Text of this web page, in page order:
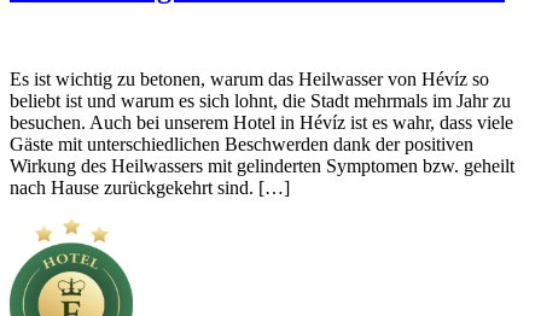
Es ist wichtig zu betonen, warum das Heilwasser von Hévíz so
beliebt ist und warum es sich lohnt, die Stadt mehrmals im Jahr zu
besuchen. Auch bei unserem Hotel in Hévíz ist es wahr, dass viele
Gäste mit unterschiedlichen Beschwerden dank der positiven
Wirkung des Heilwassers mit gelinderten Symptomen bzw. geheilt
nach Hause zurückgekehrt sind. […]